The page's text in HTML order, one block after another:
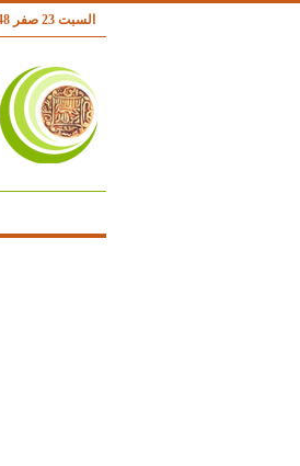
السبت 23 صفر 1448 هـ | 08/08/2026 م - 08:50 مساءً - بتوقيت مكة المكرمة